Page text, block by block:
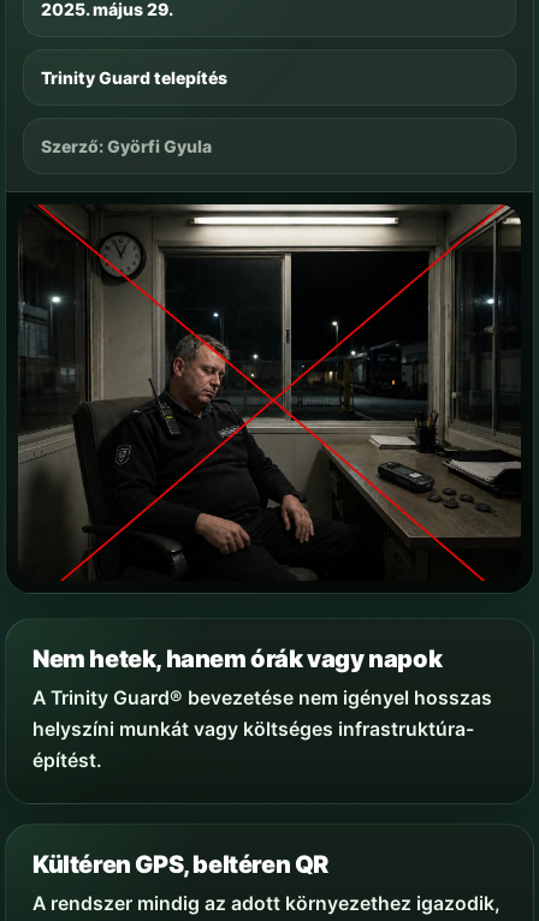
2025. május 29.
Trinity Guard telepítés
Szerző: Györfi Gyula
Nem hetek, hanem órák vagy napok
A Trinity Guard® bevezetése nem igényel hosszas
helyszíni munkát vagy költséges infrastruktúra-
építést.
Kültéren GPS, beltéren QR
A rendszer mindig az adott környezethez igazodik,